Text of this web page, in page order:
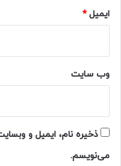
ایمیل*
وب‌ سایت
ذخیره نام، ایمیل و
می‌نویسم.